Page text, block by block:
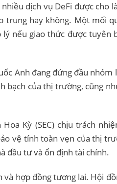
dịch vụ DeFi được cho
trung hay không. Một mối
nếu giao thức được tuyên
Anh đang đứng đầu nhóm
bạch của thị trường, cũng
Kỳ (SEC) chịu trách
vệ tính toàn vẹn của thị
đầu tư và ổn định tài chính.
và hợp đồng tương lai. Hội